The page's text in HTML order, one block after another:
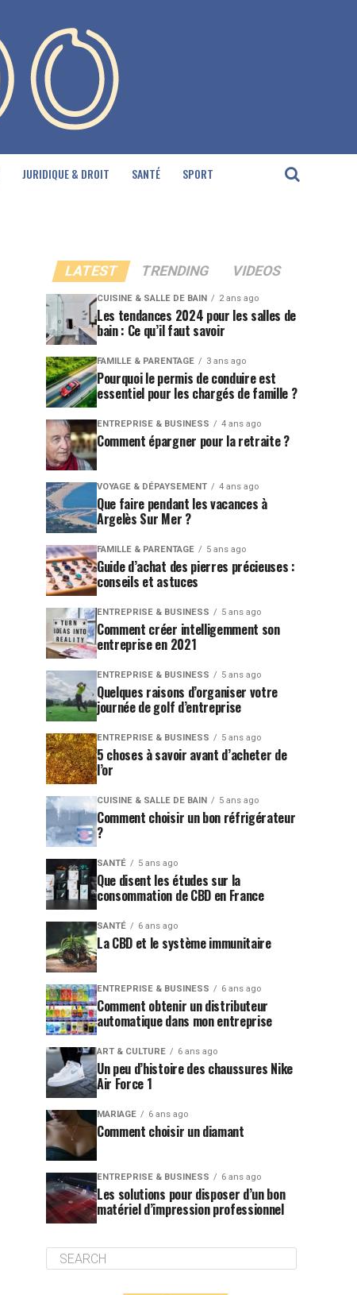
JURIDIQUE & DROIT SANTÉ SPORT
LATEST TRENDING VIDEOS
CUISINE & SALLE DE BAIN 2 ans ago
Les tendances 2024 pour les salles de
bain : Ce qu’il faut savoir
FAMILLE & PARENTAGE 3 ans ago
Pourquoi le permis de conduire est
essentiel pour les chargés de famille ?
ENTREPRISE & BUSINESS 4 ans ago
Comment épargner pour la retraite ?
VOYAGE & DÉPAYSEMENT 4 ans ago
Que faire pendant les vacances à
Argelès Sur Mer ?
FAMILLE & PARENTAGE 5 ans ago
Guide d’achat des pierres précieuses :
conseils et astuces
ENTREPRISE & BUSINESS 5 ans ago
Comment créer intelligemment son
entreprise en 2021
ENTREPRISE & BUSINESS 5 ans ago
Quelques raisons d’organiser votre
journée de golf d’entreprise
ENTREPRISE & BUSINESS 5 ans ago
5 choses à savoir avant d’acheter de
l’or
CUISINE & SALLE DE BAIN 5 ans ago
Comment choisir un bon réfrigérateur
?
SANTÉ 5 ans ago
Que disent les études sur la
consommation de CBD en France
SANTÉ 6 ans ago
La CBD et le système immunitaire
ENTREPRISE & BUSINESS 6 ans ago
Comment obtenir un distributeur
automatique dans mon entreprise
ART & CULTURE 6 ans ago
Un peu d’histoire des chaussures Nike
Air Force 1
MARIAGE 6 ans ago
Comment choisir un diamant
ENTREPRISE & BUSINESS 6 ans ago
Les solutions pour disposer d’un bon
matériel d’impression professionnel